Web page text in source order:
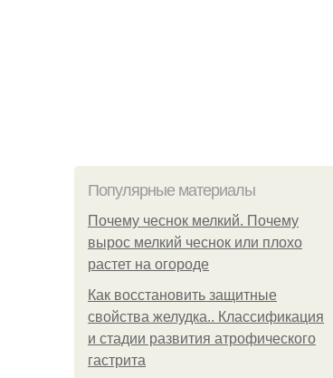
Популярные материалы
Почему чеснок мелкий. Почему
вырос мелкий чеснок или плохо
растет на огороде
Как восстановить защитные
свойства желудка.. Классификация
и стадии развития атрофического
гастрита